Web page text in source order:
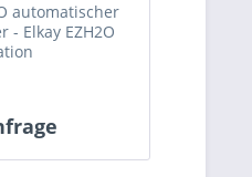
automatischer
- Elkay EZH2O